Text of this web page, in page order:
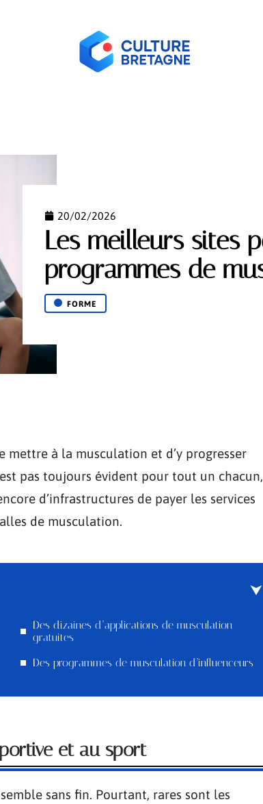
20/02/2026
Les meilleurs sites
programmes de
FORME
à la musculation et d’y progresser
pas toujours évident pour tout un chacun,
d’infrastructures de payer les services
de musculation.
Des dizaines d’applications de musculation
gratuites
Des programmes de musculation d’influenceurs
et au sport
sans fin. Pourtant, rares sont les